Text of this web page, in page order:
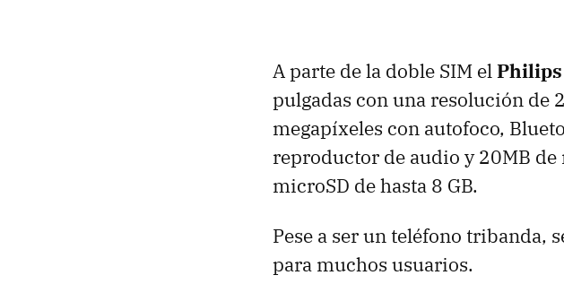
A parte de la doble SIM el
pulgadas con una resolución de
megapíxeles con autofoco,
reproductor de audio y 20MB
microSD de hasta 8 GB.
Pese a ser un teléfono tribanda,
para muchos usuarios.